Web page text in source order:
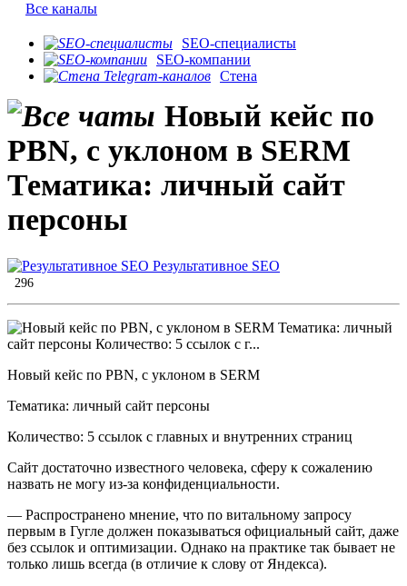
Все каналы
SEO-специалисты
SEO-компании
Стена
Новый кейс по
PBN, с уклоном в SERM
Тематика: личный сайт
персоны
Результативное SEO
296
Новый кейс по PBN, с уклоном в SERM
Тематика: личный сайт персоны
Количество: 5 ссылок с главных и внутренних страниц
Сайт достаточно известного человека, сферу к сожалению
назвать не могу из-за конфиденциальности.
— Распространено мнение, что по витальному запросу
первым в Гугле должен показываться официальный сайт, даже
без ссылок и оптимизации. Однако на практике так бывает не
только лишь всегда (в отличие к слову от Яндекса).